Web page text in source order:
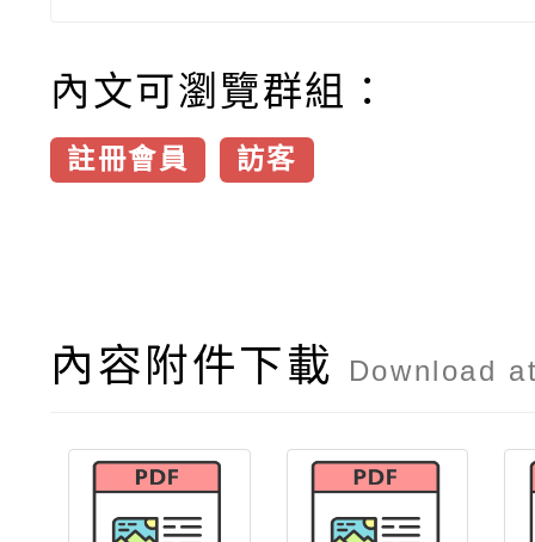
內文可瀏覽群組：
註冊會員 訪客
內容附件下載 Download